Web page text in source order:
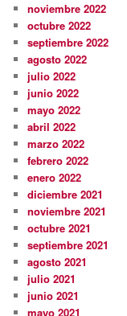
noviembre 2022
octubre 2022
septiembre 2022
agosto 2022
julio 2022
junio 2022
mayo 2022
abril 2022
marzo 2022
febrero 2022
enero 2022
diciembre 2021
noviembre 2021
octubre 2021
septiembre 2021
agosto 2021
julio 2021
junio 2021
mayo 2021